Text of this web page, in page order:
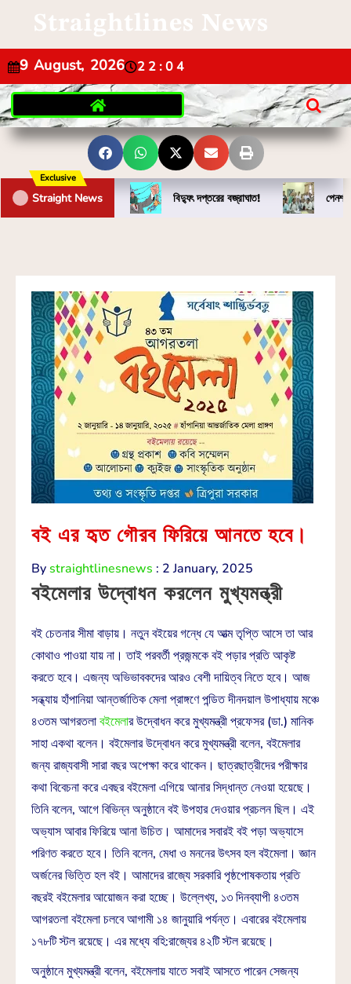
Straightlines News
9 August, 2026 22:04
Exclusive
Straight News বিদ্যুৎ দপ্তরের বজ্রাঘাত! পেনশন
বই এর হৃত গৌরব ফিরিয়ে আনতে হবে।
Bystraightlinesnews : 2 January, 2025
বইমেলার উদ্বোধন করলেন মুখ্যমন্ত্রী
বই চেতনার সীমা বাড়ায়। নতুন বইয়ের গন্ধে যে আত্ম তৃপ্তি আসে তা আর
কোথাও পাওয়া যায় না। তাই পরবর্তী প্রজন্মকে বই পড়ার প্রতি আকৃষ্ট
করতে হবে। এজন্য অভিভাবকদের আরও বেশী দায়িত্ব নিতে হবে। আজ
সন্ধ্যায় হাঁপানিয়া আন্তর্জাতিক মেলা প্রাঙ্গণে পন্ডিত দীনদয়াল উপাধ্যায় মঞ্চে
৪৩তম আগরতলাবইমেলার উদ্বোধন করে মুখ্যমন্ত্রী প্রফেসর (ডা.) মানিক
সাহা একথা বলেন। বইমেলার উদ্বোধন করে মুখ্যমন্ত্রী বলেন, বইমেলার
জন্য রাজ্যবাসী সারা বছর অপেক্ষা করে থাকেন। ছাত্রছাত্রীদের পরীক্ষার
কথা বিবেচনা করে এবছর বইমেলা এগিয়ে আনার সিদ্ধান্ত নেওয়া হয়েছে।
তিনি বলেন, আগে বিভিন্ন অনুষ্ঠানে বই উপহার দেওয়ার প্রচলন ছিল। এই
অভ্যাস আবার ফিরিয়ে আনা উচিত। আমাদের সবারই বই পড়া অভ্যাসে
পরিণত করতে হবে। তিনি বলেন, মেধা ও মননের উৎসব হল বইমেলা। জ্ঞান
অর্জনের ভিত্তি হল বই। আমাদের রাজ্যে সরকারি পৃষ্ঠপোষকতায় প্রতি
বছরই বইমেলার আয়োজন করা হচ্ছে। উল্লেখ্য, ১৩ দিনব্যাপী ৪৩তম
আগরতলা বইমেলা চলবে আগামী ১৪ জানুয়ারি পর্যন্ত। এবারের বইমেলায়
১৭৮টি স্টল রয়েছে। এর মধ্যে বহি:রাজ্যের ৪২টি স্টল রয়েছে।
অনুষ্ঠানে মুখ্যমন্ত্রী বলেন, বইমেলায় যাতে সবাই আসতে পারেন সেজন্য